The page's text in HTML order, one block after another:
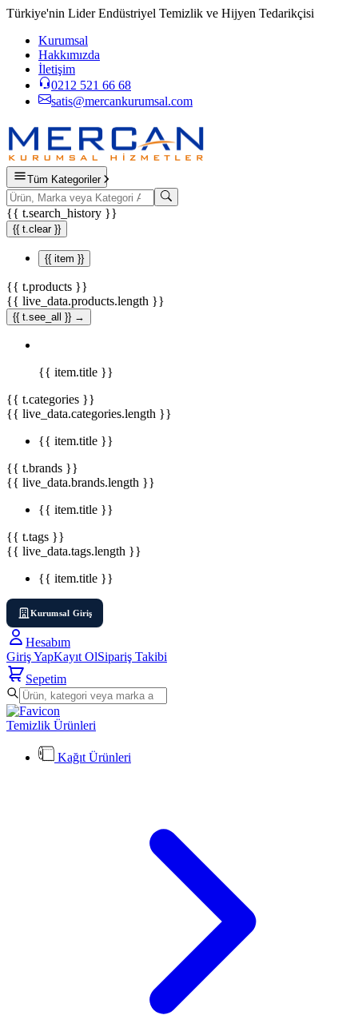
Türkiye'nin Lider Endüstriyel Temizlik ve Hijyen Tedarikçisi
Kurumsal
Hakkımızda
İletişim
0212 521 66 68
satis@mercankurumsal.com
Tüm Kategoriler
{{ t.search_history }}
{{ t.clear }}
{{ item }}
{{ t.products }}
{{ live_data.products.length }}
{{ t.see_all }} →
{{ item.title }}
{{ t.categories }}
{{ live_data.categories.length }}
{{ item.title }}
{{ t.brands }}
{{ live_data.brands.length }}
{{ item.title }}
{{ t.tags }}
{{ live_data.tags.length }}
{{ item.title }}
Kurumsal Giriş
Hesabım
Giriş YapKayıt OlSipariş Takibi
Sepetim
Temizlik Ürünleri
Kağıt Ürünleri